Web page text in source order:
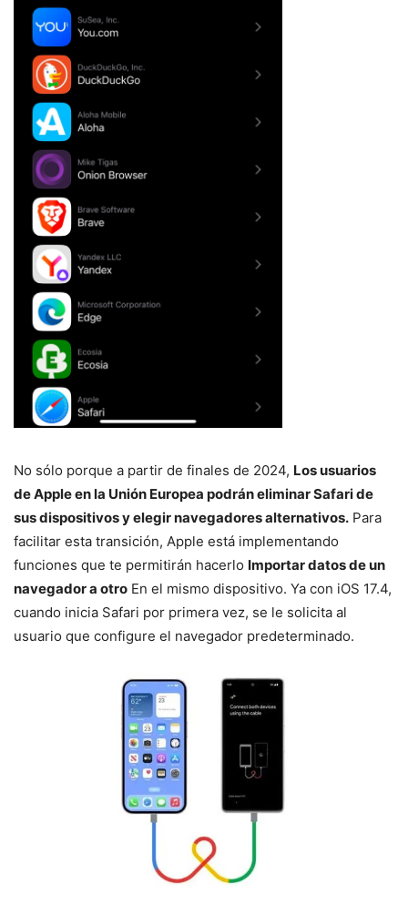
No sólo porque a partir de finales de 2024, Los usuarios
de Apple en la Unión Europea podrán eliminar Safari de
sus dispositivos y elegir navegadores alternativos. Para
facilitar esta transición, Apple está implementando
funciones que te permitirán hacerlo Importar datos de un
navegador a otro En el mismo dispositivo. Ya con iOS 17.4,
cuando inicia Safari por primera vez, se le solicita al
usuario que configure el navegador predeterminado.